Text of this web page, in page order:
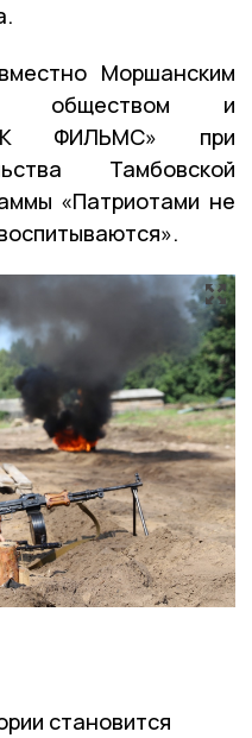
Моршанским
обществом и
ФИЛЬМС» при
Тамбовской
«Патриотами не
становится